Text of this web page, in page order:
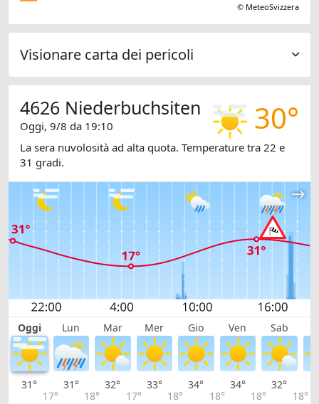
© MeteoSvizzera
Visionare carta dei pericoli
30°
4626 Niederbuchsiten
Oggi, 9/8 da 19:10
La sera nuvolosità ad alta quota. Temperature tra 22 e
31 gradi.
Oggi Lun Mar Mer Gio Ven Sab
31°
17°
31°
18°
32°
17°
33°
18°
34°
18°
34°
18°
32°
18°